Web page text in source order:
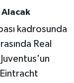
Alacak
kadrosunda
Real
Eintracht